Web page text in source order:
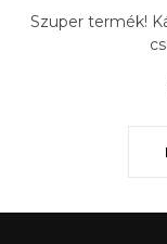
Szuper termék!